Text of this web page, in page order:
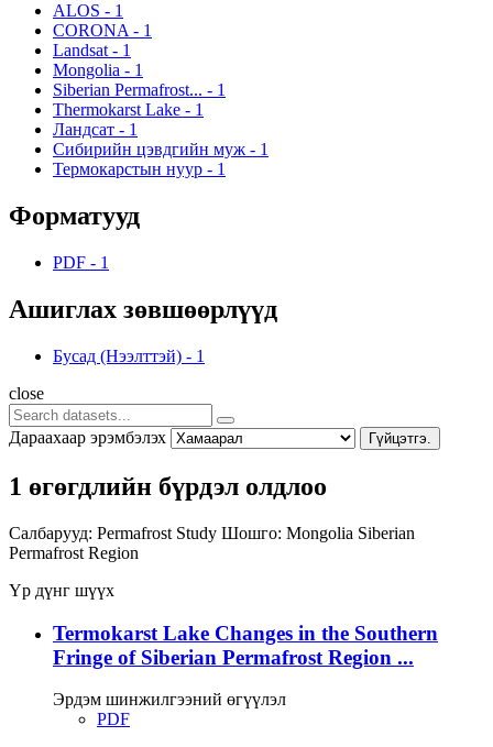
ALOS - 1
CORONA - 1
Landsat - 1
Mongolia - 1
Siberian Permafrost... - 1
Thermokarst Lake - 1
Ландсат - 1
Сибирийн цэвдгийн муж - 1
Термокарстын нуур - 1
Форматууд
PDF - 1
Ашиглах зөвшөөрлүүд
Бусад (Нээлттэй) - 1
close
Дараахаар эрэмбэлэх Гүйцэтгэ.
1 өгөгдлийн бүрдэл олдлоо
Салбарууд: Permafrost Study Шошго: Mongolia Siberian
Permafrost Region
Үр дүнг шүүх
Termokarst Lake Changes in the Southern
Fringe of Siberian Permafrost Region ...
Эрдэм шинжилгээний өгүүлэл
PDF